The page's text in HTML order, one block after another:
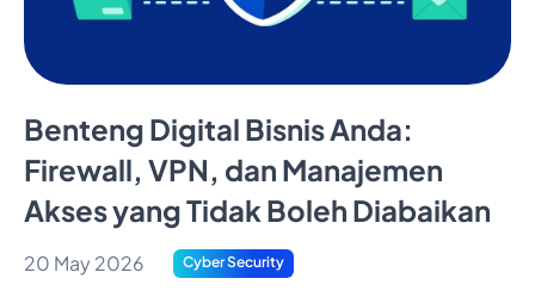
Benteng Digital Bisnis Anda:
Firewall, VPN, dan Manajemen
Akses yang Tidak Boleh Diabaikan
20 May 2026 Cyber Security